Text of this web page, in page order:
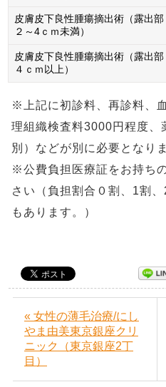
皮膚皮下良性腫瘍摘出術（露出部
２～4ｃｍ未満）
皮膚皮下良性腫瘍摘出術（露出部
４ｃｍ以上）
​※
上記に初診料、再診料、
理組織検査料3000円程度、
別）などが別に必要となり
※公費負担医療証をお持ち
さい（負担割合０割、1割
もあります。）
« 女性の薄毛治療/にし
やま由美東京銀座クリ
ニック（東京銀座2丁
目）